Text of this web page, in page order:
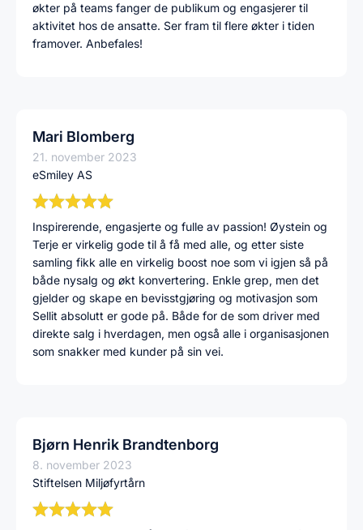
økter på teams fanger de publikum og engasjerer til
aktivitet hos de ansatte. Ser fram til flere økter i tiden
framover. Anbefales!
Mari Blomberg
21. november 2023
eSmiley AS
Inspirerende, engasjerte og fulle av passion! Øystein og
Terje er virkelig gode til å få med alle, og etter siste
samling fikk alle en virkelig boost noe som vi igjen så på
både nysalg og økt konvertering. Enkle grep, men det
gjelder og skape en bevisstgjøring og motivasjon som
Sellit absolutt er gode på. Både for de som driver med
direkte salg i hverdagen, men også alle i organisasjonen
som snakker med kunder på sin vei.
Bjørn Henrik Brandtenborg
8. november 2023
Stiftelsen Miljøfyrtårn